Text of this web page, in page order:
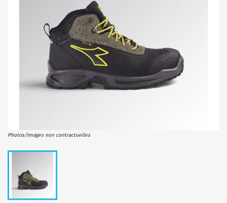
Photos/Images non contractuelles